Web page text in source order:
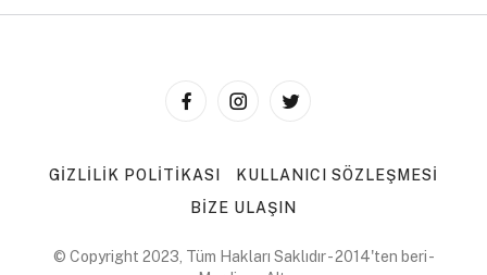
gel işte yürüyelim
gel işte durma öyle, katıl bana.
en kötü ne gelebilir başımıza
GIZLILIK POLITIKASI
KULLANICI SÖZLEŞMESI
BIZE ULAŞIN
© Copyright 2023, Tüm Hakları Saklıdır - 2014'ten beri -